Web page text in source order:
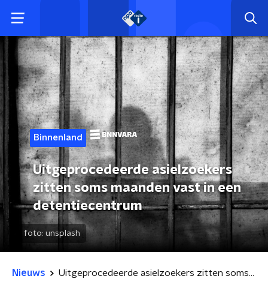
Binnenland
Uitgeprocedeerde asielzoekers
zitten soms maanden vast in een
detentiecentrum
foto: unsplash
Nieuws Uitgeprocedeerde asielzoekers zitten soms maanden vast in een detentiecentrum